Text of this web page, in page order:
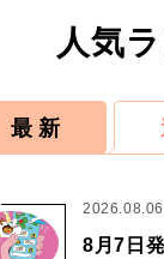
人気
最 新
2026.08.06
8月7日